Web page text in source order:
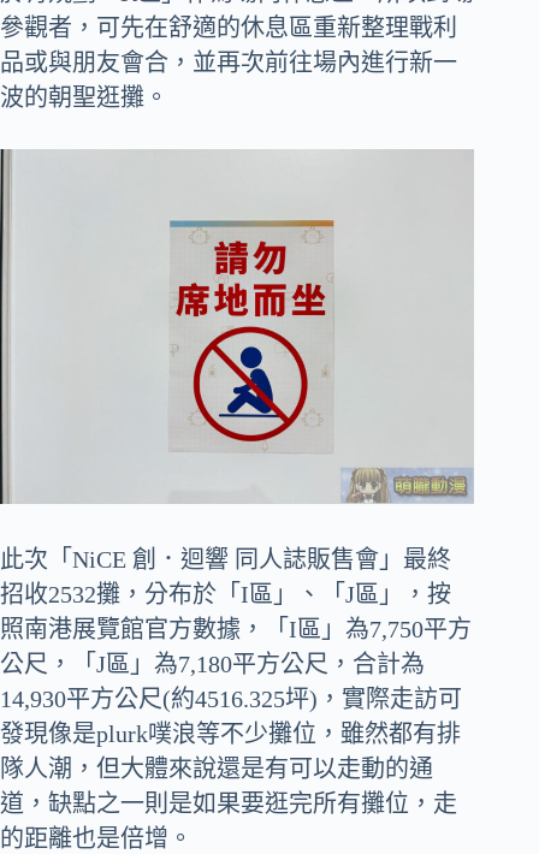
參觀者，可先在舒適的休息區重新整理戰利
品或與朋友會合，並再次前往場內進行新一
波的朝聖逛攤。
此次「NiCE 創．迴響 同人誌販售會」最終
招收2532攤，分布於「I區」、「J區」，按
照南港展覽館官方數據，「I區」為7,750平方
公尺，「J區」為7,180平方公尺，合計為
14,930平方公尺(約4516.325坪)，實際走訪可
發現像是plurk噗浪等不少攤位，雖然都有排
隊人潮，但大體來說還是有可以走動的通
道，缺點之一則是如果要逛完所有攤位，走
的距離也是倍增。